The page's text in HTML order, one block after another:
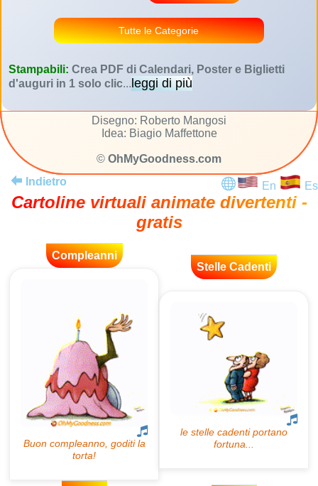
Tutte le Categorie
Stampabili: Crea PDF di Calendari, Poster e Biglietti
d'auguri in 1 solo clic...leggi di più
Disegno: Roberto Mangosi
Idea: Biagio Maffettone
© OhMyGoodness.com
Indietro
En Es
Cartoline virtuali animate divertenti -
gratis
Compleanni
Stelle Cadenti